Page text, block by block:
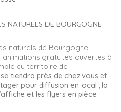
NATURELS DE BOURGOGNE
naturels de Bourgogne
animations gratuites ouvertes à
du territoire de
tiendra près de chez vous et
pour diffusion en local ; la
et les flyers en pièce